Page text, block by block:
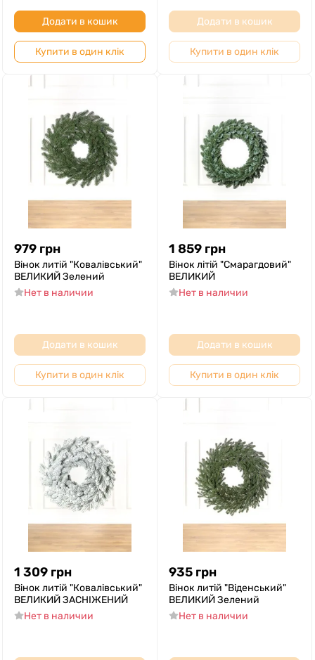
Додати в кошик
Купити в один клік
Додати в кошик
Купити в один клік
979 грн
Вінок литій "Ковалівський"
ВЕЛИКИЙ Зелений
Нет в наличии
Додати в кошик
Купити в один клік
1 859 грн
Вінок літій "Смарагдовий"
ВЕЛИКИЙ
Нет в наличии
Додати в кошик
Купити в один клік
1 309 грн
Вінок литій "Ковалівський"
ВЕЛИКИЙ ЗАСНІЖЕНИЙ
Нет в наличии
935 грн
Вінок литій "Віденський"
ВЕЛИКИЙ Зелений
Нет в наличии